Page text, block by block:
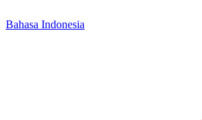
Bahasa Indonesia